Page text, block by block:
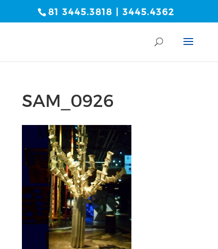
81 3445.3818 | 3445.4362
SAM_0926